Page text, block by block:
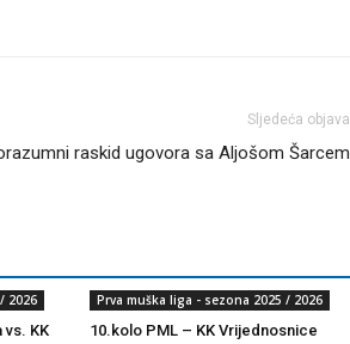
Sljedeća objava
raskid ugovora sa Aljošom Šarcem
2026
vs. KK
Prva muška liga - sezona 2025 / 2026
10.kolo PML – KK Vrijednosnice